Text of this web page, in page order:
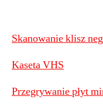
Skanowanie klisz
Kaseta VHS
Przegrywanie płyt